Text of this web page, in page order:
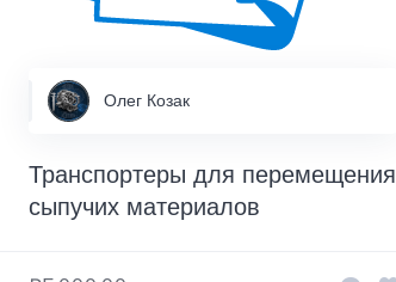
Олег Козак
Транспортеры для перемещения
сыпучих материалов